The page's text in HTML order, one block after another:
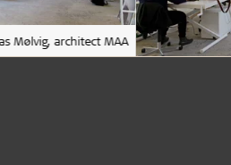
Mølvig, architect MAA